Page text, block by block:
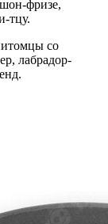
фризе,
тцу.
со
лабрадор-